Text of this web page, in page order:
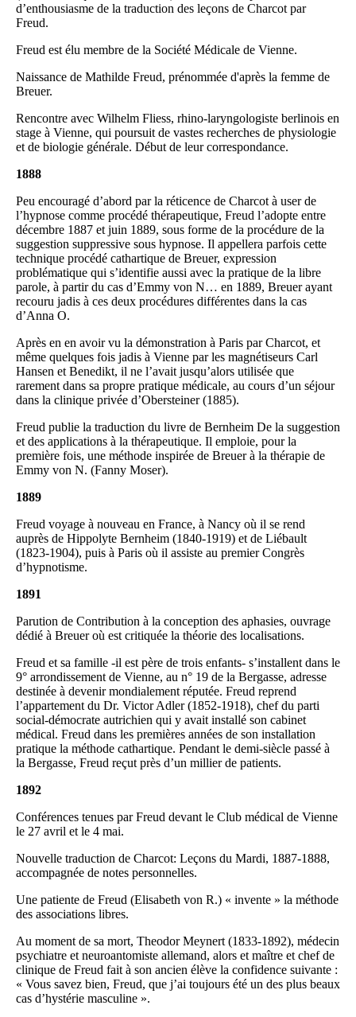
d’enthousiasme de la traduction des leçons de Charcot par
Freud.
Freud est élu membre de la Société Médicale de Vienne.
Naissance de Mathilde Freud, prénommée d'après la femme de
Breuer.
Rencontre avec Wilhelm Fliess, rhino-laryngologiste berlinois en
stage à Vienne, qui poursuit de vastes recherches de physiologie
et de biologie générale. Début de leur correspondance.
1888
Peu encouragé d’abord par la réticence de Charcot à user de
l’hypnose comme procédé thérapeutique, Freud l’adopte entre
décembre 1887 et juin 1889, sous forme de la procédure de la
suggestion suppressive sous hypnose. Il appellera parfois cette
technique procédé cathartique de Breuer, expression
problématique qui s’identifie aussi avec la pratique de la libre
parole, à partir du cas d’Emmy von N… en 1889, Breuer ayant
recouru jadis à ces deux procédures différentes dans la cas
d’Anna O.
Après en en avoir vu la démonstration à Paris par Charcot, et
même quelques fois jadis à Vienne par les magnétiseurs Carl
Hansen et Benedikt, il ne l’avait jusqu’alors utilisée que
rarement dans sa propre pratique médicale, au cours d’un séjour
dans la clinique privée d’Obersteiner (1885).
Freud publie la traduction du livre de Bernheim De la suggestion
et des applications à la thérapeutique. Il emploie, pour la
première fois, une méthode inspirée de Breuer à la thérapie de
Emmy von N. (Fanny Moser).
1889
Freud voyage à nouveau en France, à Nancy où il se rend
auprès de Hippolyte Bernheim (1840-1919) et de Liébault
(1823-1904), puis à Paris où il assiste au premier Congrès
d’hypnotisme.
1891
Parution de Contribution à la conception des aphasies, ouvrage
dédié à Breuer où est critiquée la théorie des localisations.
Freud et sa famille -il est père de trois enfants- s’installent dans le
9° arrondissement de Vienne, au n° 19 de la Bergasse, adresse
destinée à devenir mondialement réputée. Freud reprend
l’appartement du Dr. Victor Adler (1852-1918), chef du parti
social-démocrate autrichien qui y avait installé son cabinet
médical. Freud dans les premières années de son installation
pratique la méthode cathartique. Pendant le demi-siècle passé à
la Bergasse, Freud reçut près d’un millier de patients.
1892
Conférences tenues par Freud devant le Club médical de Vienne
le 27 avril et le 4 mai.
Nouvelle traduction de Charcot: Leçons du Mardi, 1887-1888,
accompagnée de notes personnelles.
Une patiente de Freud (Elisabeth von R.) « invente » la méthode
des associations libres.
Au moment de sa mort, Theodor Meynert (1833-1892), médecin
psychiatre et neuroantomiste allemand, alors et maître et chef de
clinique de Freud fait à son ancien élève la confidence suivante :
« Vous savez bien, Freud, que j’ai toujours été un des plus beaux
cas d’hystérie masculine ».